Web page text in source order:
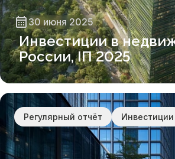
30 июня 2025
Инвестиции в
России, IП 2025
Регулярный отчёт Инвестиции